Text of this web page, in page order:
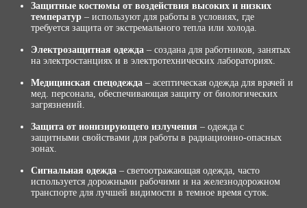
Защитные костюмы от воздействия высоких и низких
температур – используют для работы в условиях, где
требуется защита от экстремального тепла или холода.
Электрозащитная одежда – создана для работников, занятых
на электростанциях и в электротехнических лабораториях.
Медицинская спецодежда – асептическая одежда для врачей и
мед. персонала, обеспечивающая защиту от биологических
загрязнений.
Защита от ионизирующего излучения – одежда с
защитными свойствами для работы в радиационно-опасных
зонах.
Сигнальная одежда – светоотражающая одежда, часто
используется дорожными рабочими и на железнодорожном
транспорте для лучшей видимости в темное время суток.